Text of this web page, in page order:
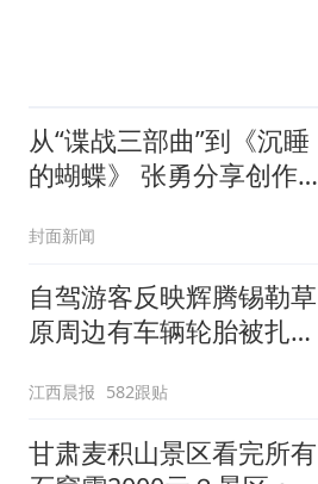
从“谍战三部曲”到《沉睡
的蝴蝶》 张勇分享创作中
封面新闻
自驾游客反映辉腾锡勒草
原周边有车辆轮胎被扎，
元，官方发布情况通报
江西晨报 582跟贴
甘肃麦积山景区看完所有